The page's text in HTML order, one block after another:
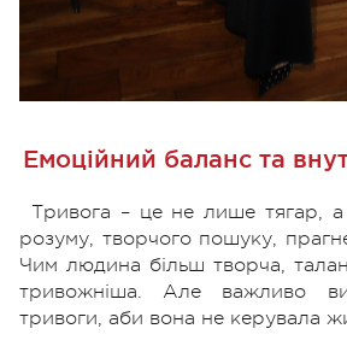
Емоційний баланс та
Тривога – це не лише тягар,
розуму, творчого пошуку,
Чим людина більш творча,
тривожніша. Але важливо
тривоги, аби вона не керувала